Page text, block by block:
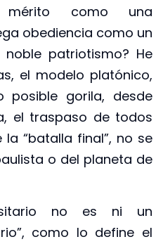
como una
obediencia como un
patriotismo? He
el modelo platónico,
posible gorila, desde
el traspaso de todos
“batalla final”, no se
o del planeta de
no es ni un
como lo define el